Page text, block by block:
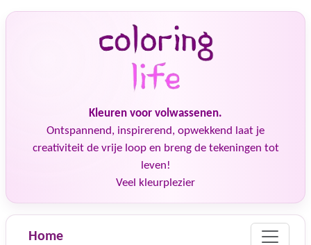
Kleuren voor volwassenen.
Ontspannend, inspirerend, opwekkend laat je
creativiteit de vrije loop en breng de tekeningen tot
leven!
Veel kleurplezier
Home